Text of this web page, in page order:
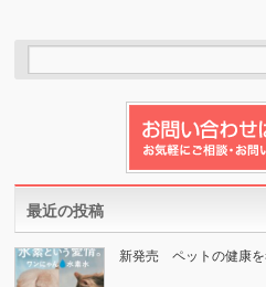
最近の投稿
新発売 ペットの健康を